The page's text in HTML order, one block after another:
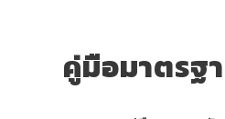
คู่มือมาตรฐ